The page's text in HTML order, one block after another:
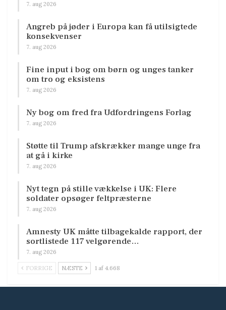
7. aug 2026
Angreb på jøder i Europa kan få utilsigtede
konsekvenser
7. aug 2026
Fine input i bog om børn og unges tanker
om tro og eksistens
7. aug 2026
Ny bog om fred fra Udfordringens Forlag
7. aug 2026
Støtte til Trump afskrækker mange unge fra
at gå i kirke
7. aug 2026
Nyt tegn på stille vækkelse i UK: Flere
soldater opsøger feltpræsterne
7. aug 2026
Amnesty UK måtte tilbagekalde rapport, der
sortlistede 117 velgørende…
7. aug 2026
FORRIGE NÆSTE 1 af 4.668